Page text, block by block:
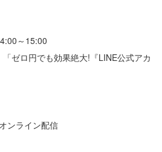
～15:00
ゼロ円でも効果絶大!『LINE公式アカ
ンライン配信